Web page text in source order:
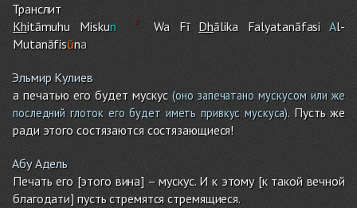
Транслит
Khitāmuhu Miskun Wa Fī Dhālika Falyatanāfasi Al-
Mutanāfisūna
Эльмир Кулиев
а печатью его будет мускус(оно запечатано мускусом или же
последний глоток его будет иметь привкус мускуса). Пусть же
ради этого состязаются состязающиеся!
Абу Адель
Печать его [этого вина] – мускус. И к этому [к такой вечной
благодати] пусть стремятся стремящиеся.